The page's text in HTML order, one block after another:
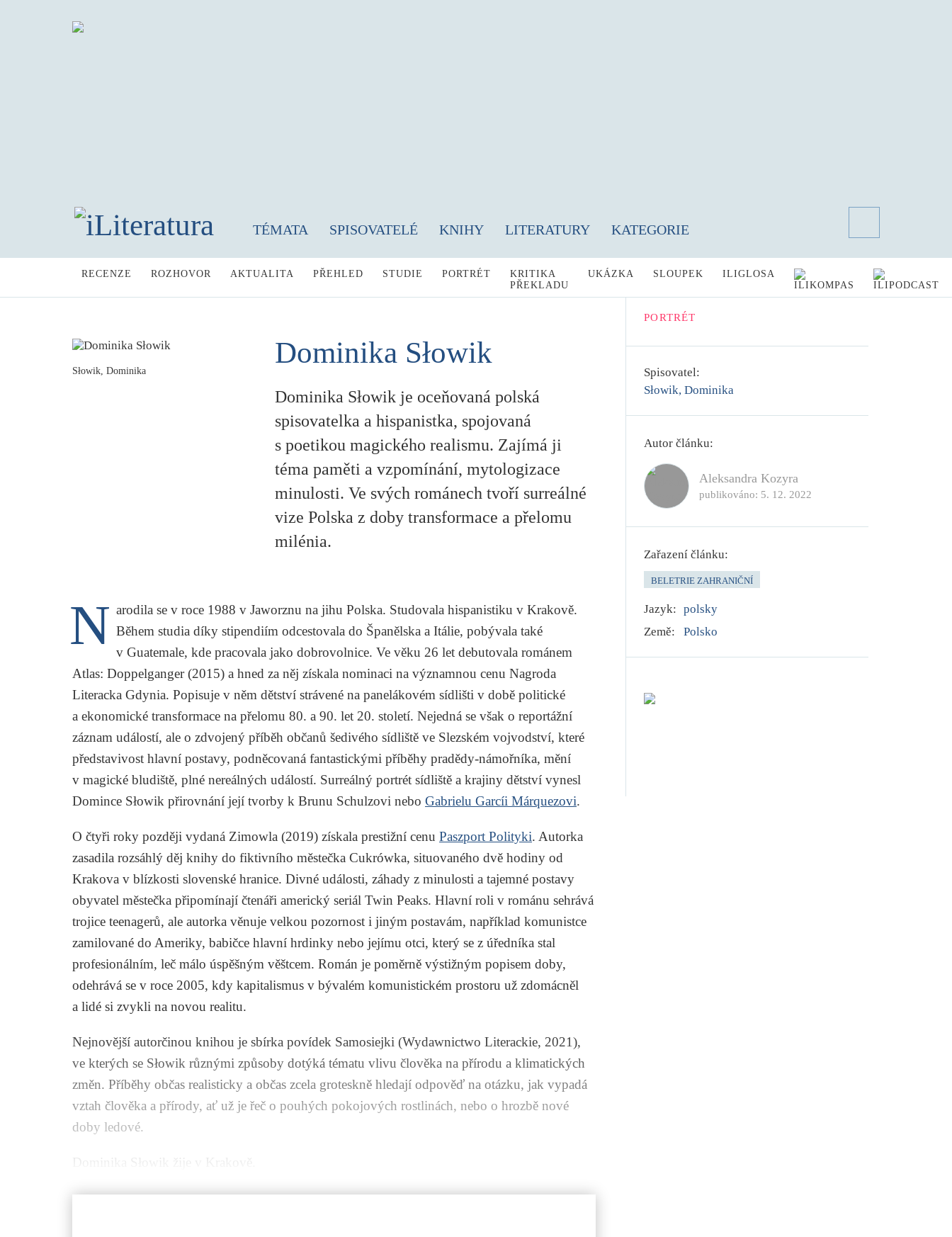
TÉMATA SPISOVATELÉ KNIHY LITERATURY KATEGORIE
RECENZE ROZHOVOR AKTUALITA PŘEHLED STUDIE PORTRÉT
KRITIKA
PŘEKLADU
UKÁZKA SLOUPEK ILIGLOSA
Słowik, Dominika
Dominika Słowik
Dominika Słowik je oceňovaná polská
spisovatelka a hispanistka, spojovaná
s poetikou magického realismu. Zajímá ji
téma paměti a vzpomínání, mytologizace
minulosti. Ve svých románech tvoří surreálné
vize Polska z doby transformace a přelomu
milénia.
N arodila se v roce 1988 v Jaworznu na jihu Polska. Studovala hispanistiku v Krakově.
Během studia díky stipendiím odcestovala do Španělska a Itálie, pobývala také
v Guatemale, kde pracovala jako dobrovolnice. Ve věku 26 let debutovala románem
Atlas: Doppelganger(2015) a hned za něj získala nominaci na významnou cenu Nagroda
Literacka Gdynia. Popisuje v něm dětství strávené na panelákovém sídlišti v době politické
a ekonomické transformace na přelomu 80. a 90. let 20. století. Nejedná se však o reportážní
záznam událostí, ale o zdvojený příběh občanů šedivého sídliště ve Slezském vojvodství, které
představivost hlavní postavy, podněcovaná fantastickými příběhy pradědy-námořníka, mění
v magické bludiště, plné nereálných událostí. Surreálný portrét sídliště a krajiny dětství vynesl
Domince Słowik přirovnání její tvorby k Brunu Schulzovi nebo Gabrielu Garcíi Márquezovi.
O čtyři roky později vydaná Zimowla (2019) získala prestižní cenu Paszport Polityki. Autorka
zasadila rozsáhlý děj knihy do fiktivního městečka Cukrówka, situovaného dvě hodiny od
Krakova v blízkosti slovenské hranice. Divné události, záhady z minulosti a tajemné postavy
obyvatel městečka připomínají čtenáři americký seriál Twin Peaks. Hlavní roli v románu sehrává
trojice teenagerů, ale autorka věnuje velkou pozornost i jiným postavám, například komunistce
zamilované do Ameriky, babičce hlavní hrdinky nebo jejímu otci, který se z úředníka stal
profesionálním, leč málo úspěšným věštcem. Román je poměrně výstižným popisem doby,
odehrává se v roce 2005, kdy kapitalismus v bývalém komunistickém prostoru už zdomácněl
a lidé si zvykli na novou realitu.
Nejnovější autorčinou knihou je sbírka povídek Samosiejki (Wydawnictwo Literackie, 2021),
ve kterých se Słowik různými způsoby dotýká tématu vlivu člověka na přírodu a klimatických
změn. Příběhy občas realisticky a občas zcela groteskně hledají odpověď na otázku, jak vypadá
vztah člověka a přírody, ať už je řeč o pouhých pokojových rostlinách, nebo o hrozbě nové
doby ledové.
PORTRÉT
Spisovatel:
Słowik, Dominika
Autor článku:
Aleksandra Kozyra
publikováno: 5. 12. 2022
Zařazení článku:
BELETRIE ZAHRANIČNÍ
Jazyk: polsky
Země:
Polsko